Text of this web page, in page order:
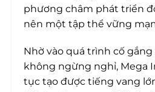
phương châm phát triển
nên một tập thể vững
Nhờ vào quá trình cố
không ngừng nghỉ, Mega
tục tạo được tiếng vang